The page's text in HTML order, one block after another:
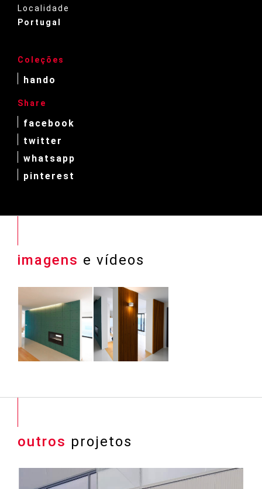
Localidade
Portugal
Coleções
hando
Share
facebook
twitter
whatsapp
pinterest
imagens e vídeos
outros projetos